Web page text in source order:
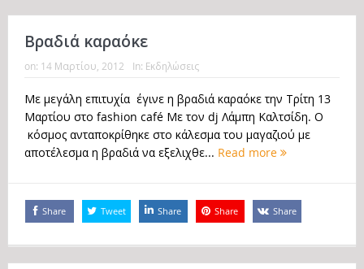
Βραδιά καραόκε
on: 14 Μαρτίου, 2012 In: Εκδηλώσεις
Με μεγάλη επιτυχία έγινε η βραδιά καραόκε την Τρίτη 13
Μαρτίου στο fashion café Με τον dj Λάμπη Καλτσίδη. Ο
κόσμος ανταποκρίθηκε στο κάλεσμα του μαγαζιού με
αποτέλεσμα η βραδιά να εξελιχθε... Read more
Share Tweet Share Share Share